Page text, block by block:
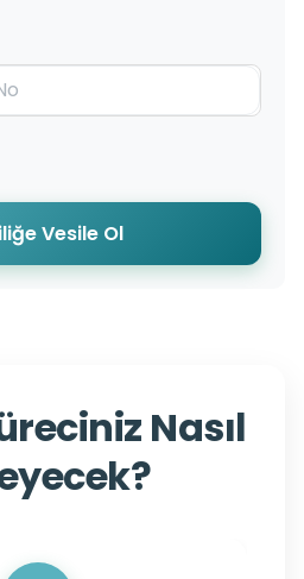
Vesile Ol
Nasıl